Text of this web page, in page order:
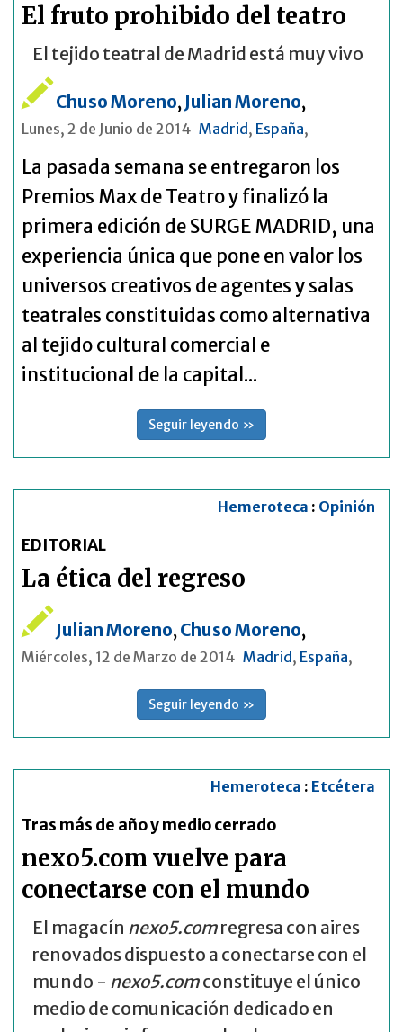
El fruto prohibido del teatro
El tejido teatral de Madrid está muy vivo
Chuso Moreno, Julian Moreno,
Lunes, 2 de Junio de 2014 Madrid, España,
La pasada semana se entregaron los
Premios Max de Teatro y finalizó la
primera edición de SURGE MADRID, una
experiencia única que pone en valor los
universos creativos de agentes y salas
teatrales constituidas como alternativa
al tejido cultural comercial e
institucional de la capital...
Seguir leyendo »
Hemeroteca : Opinión
EDITORIAL
La ética del regreso
Julian Moreno, Chuso Moreno,
Miércoles, 12 de Marzo de 2014 Madrid, España,
Seguir leyendo »
Hemeroteca : Etcétera
Tras más de año y medio cerrado
nexo5.com vuelve para
conectarse con el mundo
El magacín nexo5.comregresa con aires
renovados dispuesto a conectarse con el
mundo - nexo5.comconstituye el único
medio de comunicación dedicado en